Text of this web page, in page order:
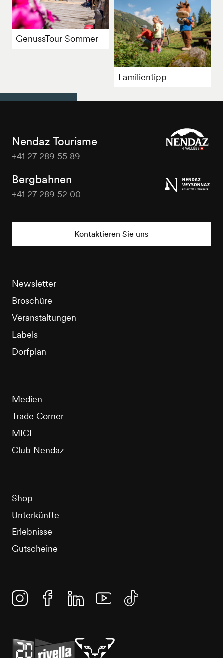
GenussTour Sommer
Familientipp
Nendaz Tourisme
+41 27 289 55 89
Bergbahnen
+41 27 289 52 00
Kontaktieren Sie uns
Newsletter
Broschüre
Veranstaltungen
Labels
Dorfplan
Medien
Trade Corner
MICE
Club Nendaz
Shop
Unterkünfte
Erlebnisse
Gutscheine